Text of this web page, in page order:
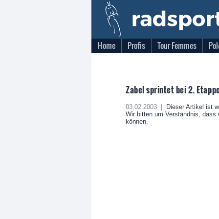
Home Profis Tour Femmes
Zabel sprintet bei 2.
03.02.2003 |
Dieser Artikel ist
Wir bitten um Verständnis, dass
können.